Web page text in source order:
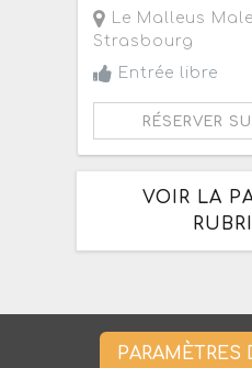
Le Malleus
Strasbourg
Entrée libre
RÉSERVER
VOIR LA
PARAMÈTRES